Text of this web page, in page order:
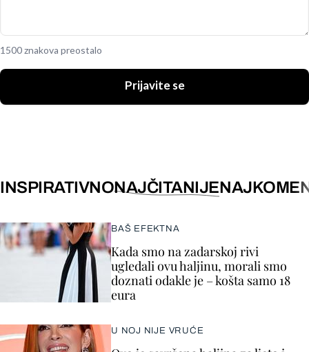
1500 znakova preostalo
Prijavite se
INSPIRATIVNONAJČITANIJE
BAŠ EFEKTNA
Kada smo na zadarskoj rivi
ugledali ovu haljinu, morali smo
doznati odakle je – košta samo 18
eura
U NOJ NIJE VRUĆE